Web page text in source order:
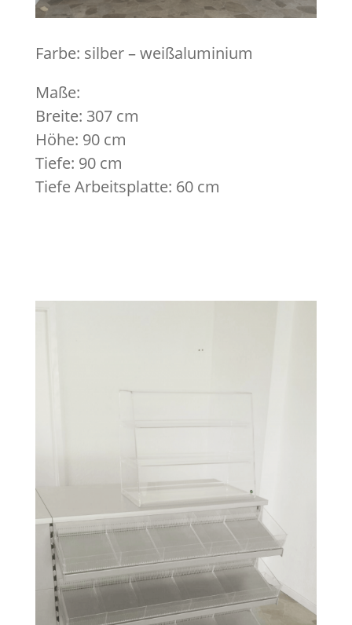
Farbe: silber – weißaluminium
Maße:
Breite: 307 cm
Höhe: 90 cm
Tiefe: 90 cm
Tiefe Arbeitsplatte: 60 cm